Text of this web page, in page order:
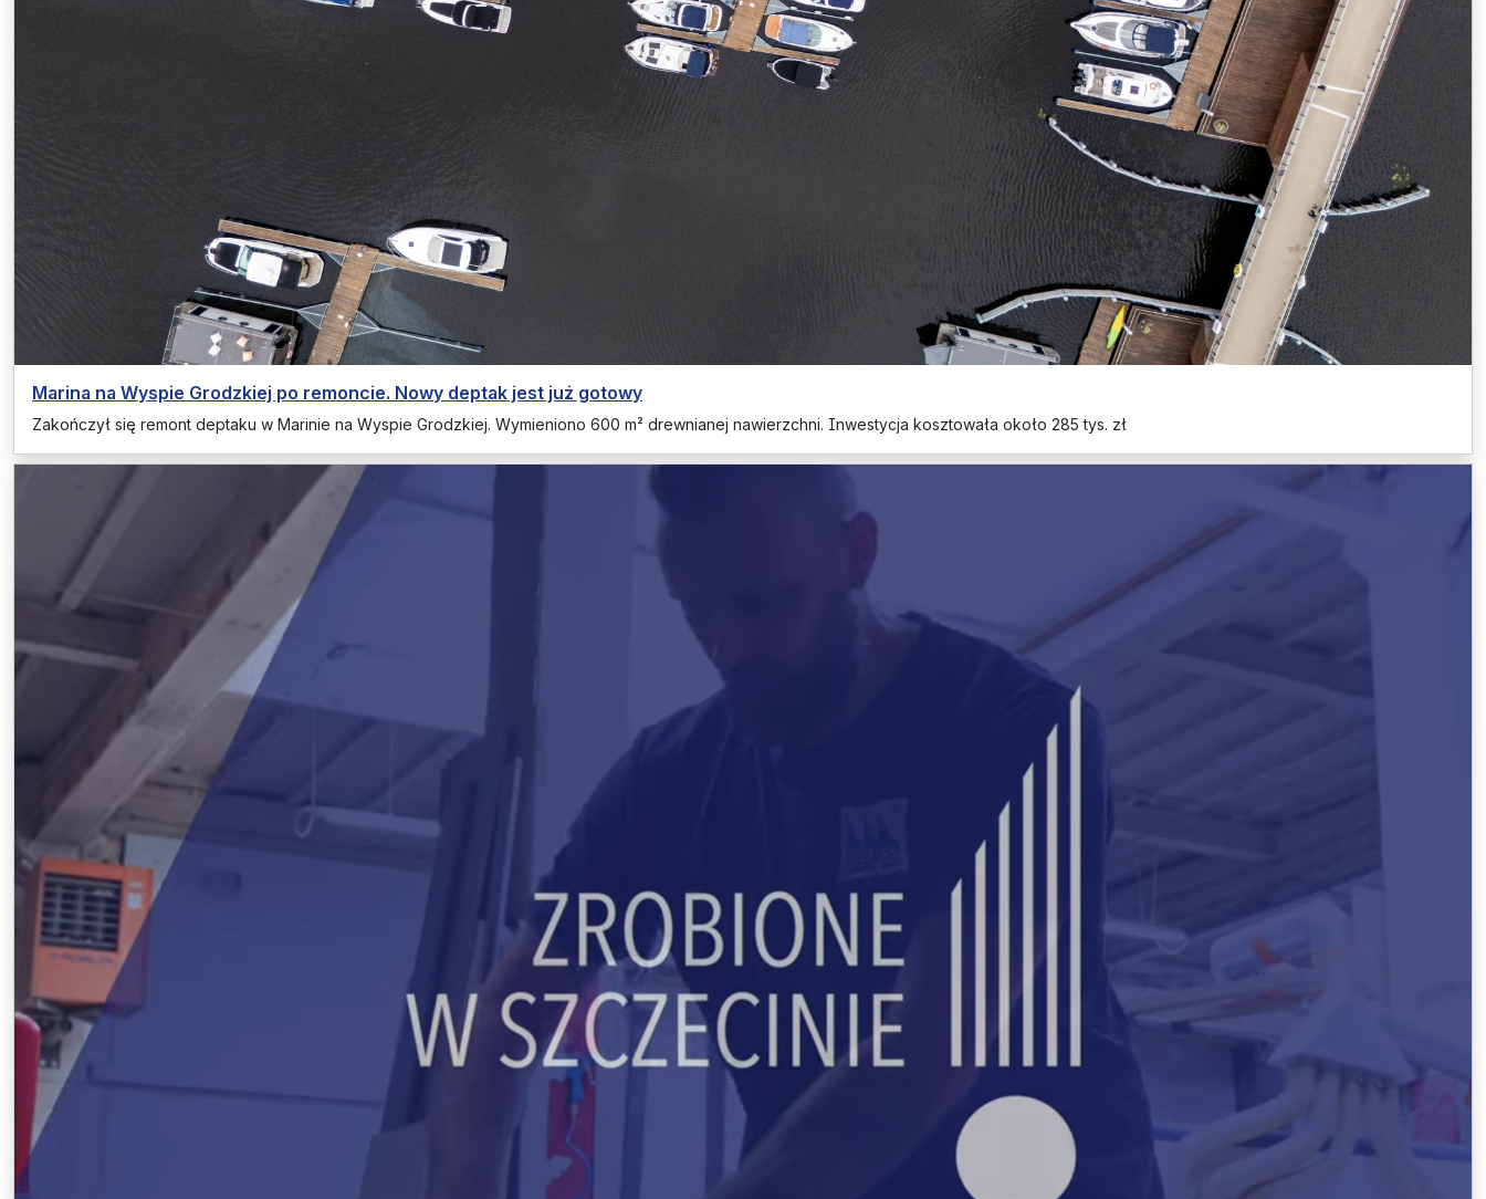
Marina na Wyspie Grodzkiej po remoncie. Nowy deptak jest już gotowy
Zakończył się remont deptaku w Marinie na Wyspie Grodzkiej. Wymieniono 600 m² drewnianej nawierzchni. Inwestycja kosztowała około 285 tys. zł